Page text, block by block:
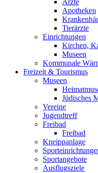
Ärzte
Apotheken
Tierärzte
Einrichtungen
Kirchen,
Museen
Kommunale
Freizeit & Tourismus
Museen
Jüdisches
Vereine
Jugendtreff
Freibad
Freibad
Kneippanlage
Sportangebote
Ausflugsziele